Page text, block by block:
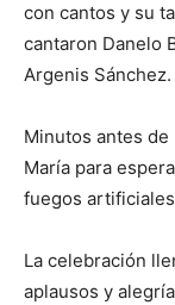
con cantos y su
cantaron Danelo
Argenis Sánchez.
Minutos antes de
María para
fuegos
La celebración
aplausos y